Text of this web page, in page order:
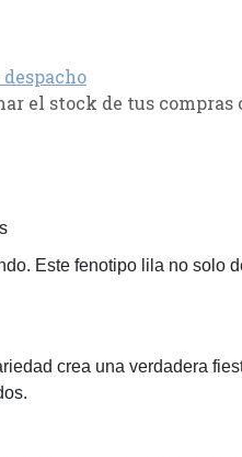
el stock de tus compras
Este fenotipo lila no solo
crea una verdadera